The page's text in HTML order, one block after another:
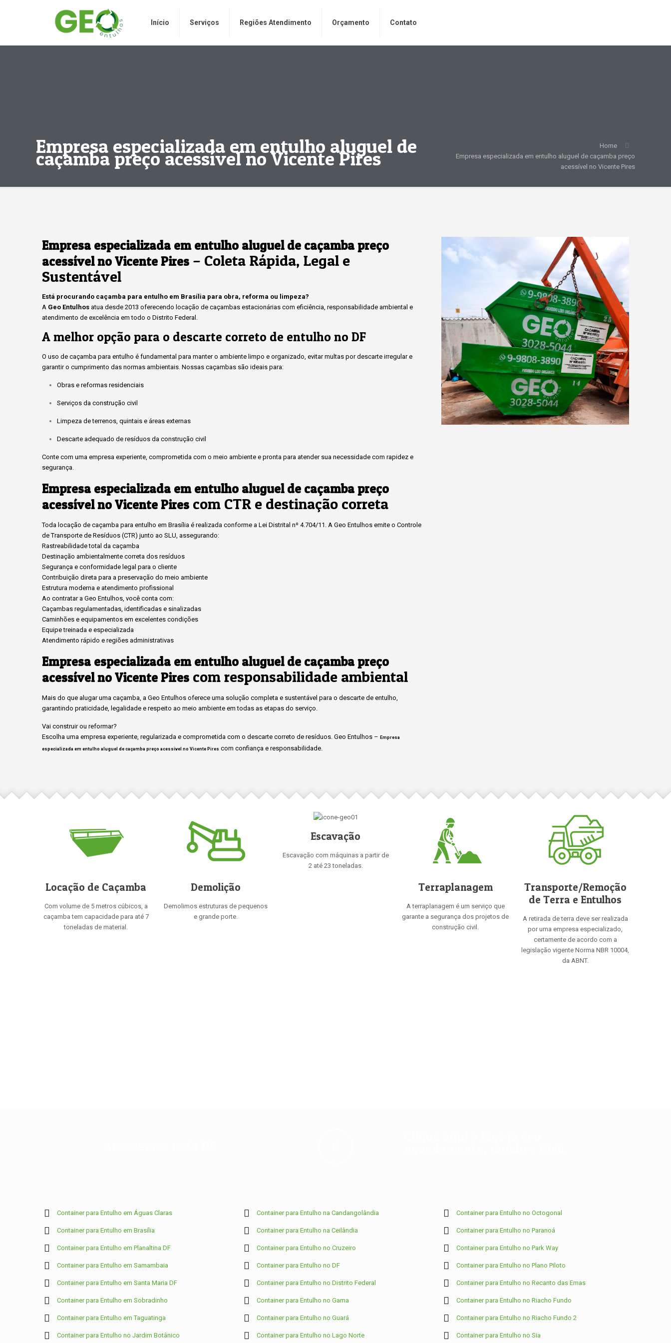
Início Serviços Regiões Atendimento Orçamento Contato
Empresa especializada em entulho aluguel de
caçamba preço acessível no Vicente Pires
Home
Empresa especializada em entulho aluguel de caçamba preço
acessível no Vicente Pires
Empresa especializada em entulho aluguel de caçamba preço
acessível no Vicente Pires – Coleta Rápida, Legal e
Sustentável
Está procurando caçamba para entulho em Brasília para obra, reforma ou limpeza?
A Geo Entulhos atua desde 2013 oferecendo locação de caçambas estacionárias com eficiência, responsabilidade ambiental e
atendimento de excelência em todo o Distrito Federal.
A melhor opção para o descarte correto de entulho no DF
O uso de caçamba para entulho é fundamental para manter o ambiente limpo e organizado, evitar multas por descarte irregular e
garantir o cumprimento das normas ambientais. Nossas caçambas são ideais para:
Obras e reformas residenciais
Serviços da construção civil
Limpeza de terrenos, quintais e áreas externas
Descarte adequado de resíduos da construção civil
Conte com uma empresa experiente, comprometida com o meio ambiente e pronta para atender sua necessidade com rapidez e
segurança.
Empresa especializada em entulho aluguel de caçamba preço
acessível no Vicente Pires com CTR e destinação correta
Toda locação de caçamba para entulho em Brasília é realizada conforme a Lei Distrital nº 4.704/11. A Geo Entulhos emite o Controle
de Transporte de Resíduos (CTR) junto ao SLU, assegurando:
Rastreabilidade total da caçamba
Destinação ambientalmente correta dos resíduos
Segurança e conformidade legal para o cliente
Contribuição direta para a preservação do meio ambiente
Estrutura moderna e atendimento profissional
Ao contratar a Geo Entulhos, você conta com:
Caçambas regulamentadas, identificadas e sinalizadas
Caminhões e equipamentos em excelentes condições
Equipe treinada e especializada
Atendimento rápido e regiões administrativas
Empresa especializada em entulho aluguel de caçamba preço
acessível no Vicente Pires com responsabilidade ambiental
Mais do que alugar uma caçamba, a Geo Entulhos oferece uma solução completa e sustentável para o descarte de entulho,
garantindo praticidade, legalidade e respeito ao meio ambiente em todas as etapas do serviço.
Vai construir ou reformar?
Escolha uma empresa experiente, regularizada e comprometida com o descarte correto de resíduos. Geo Entulhos – Empresa
especializada em entulho aluguel de caçamba preço acessível no Vicente Pires com confiança e responsabilidade.
Locação de Caçamba
Com volume de 5 metros cúbicos, a
caçamba tem capacidade para até 7
toneladas de material.
Demolição
Demolimos estruturas de pequenos
e grande porte.
Escavação
Escavação com máquinas a partir de
2 até 23 toneladas.
Terraplanagem
A terraplanagem é um serviço que
garante a segurança dos projetos de
construção civil.
Transporte/Remoção
de Terra e Entulhos
A retirada de terra deve ser realizada
por uma empresa especializado,
certamente de acordo com a
legislação vigente Norma NBR 10004,
da ABNT.
Container para Entulho em Águas Claras
Container para Entulho em Brasília
Container para Entulho em Planaltina DF
Container para Entulho em Samambaia
Container para Entulho em Santa Maria DF
Container para Entulho em Sobradinho
Container para Entulho em Taguatinga
Container para Entulho no Jardim Botânico
Container para Entulho na Candangolândia
Container para Entulho na Ceilândia
Container para Entulho no Cruzeiro
Container para Entulho no DF
Container para Entulho no Distrito Federal
Container para Entulho no Gama
Container para Entulho no Guará
Container para Entulho no Lago Norte
Container para Entulho no Octogonal
Container para Entulho no Paranoá
Container para Entulho no Park Way
Container para Entulho no Plano Piloto
Container para Entulho no Recanto das Emas
Container para Entulho no Riacho Fundo
Container para Entulho no Riacho Fundo 2
Container para Entulho no Sia